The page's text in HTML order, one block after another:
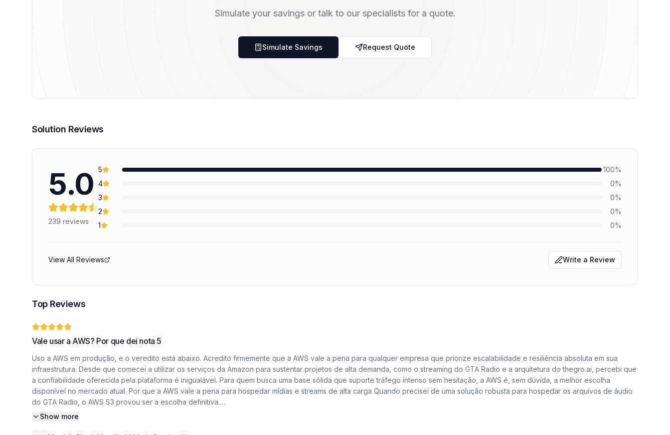
Simulate your savings or talk to our specialists for a quote.
Simulate Savings Request Quote
Solution Reviews
5.0
239 reviews
5 100%
4
0%
3
0%
2
0%
1
0%
View All Reviews Write a Review
Top Reviews
Vale usar a AWS? Por que dei nota 5
Uso a AWS em produção, e o veredito está abaixo. Acredito firmemente que a AWS vale a pena para qualquer empresa que priorize escalabilidade e resiliência absoluta em sua
infraestrutura. Desde que comecei a utilizar os serviços da Amazon para sustentar projetos de alta demanda, como o streaming do GTA Radio e a arquitetura do thegro.ai, percebi que
a confiabilidade oferecida pela plataforma é inigualável. Para quem busca uma base sólida que suporte tráfego intenso sem hesitação, a AWS é, sem dúvida, a melhor escolha
disponível no mercado atual. Por que a AWS vale a pena para hospedar mídias e streams de alta carga Quando precisei de uma solução robusta para hospedar os arquivos de áudio
do GTA Radio, o AWS S3 provou ser a escolha definitiva.
Show more